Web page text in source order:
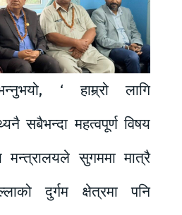
‘ हाम्र्रो लागि
सबैभन्दा महत्वपूर्ण विषय
मन्त्रालयले सुगममा मात्रै
दुर्गम क्षेत्रमा पनि